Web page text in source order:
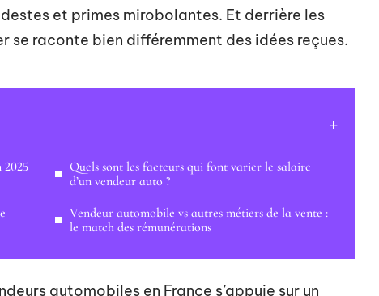
et primes mirobolantes. Et derrière les
raconte bien différemment des idées reçues.
2025
Quels sont les facteurs qui font varier le salaire
d’un vendeur auto ?
Vendeur automobile vs autres métiers de la vente :
le match des rémunérations
automobiles en France s’appuie sur un